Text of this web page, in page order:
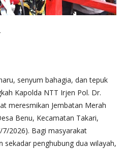
senyum bahagia, dan tepuk
Kapolda NTT Irjen Pol. Dr.
meresmikan Jembatan Merah
Benu, Kecamatan Takari,
7/2026). Bagi masyarakat
penghubung dua wilayah,